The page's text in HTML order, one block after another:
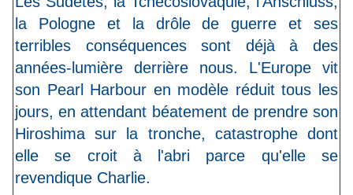
la Pologne et la drôle de guerre et ses
terribles conséquences sont déjà à des
années-lumière derrière nous. L'Europe vit
son Pearl Harbour en modèle réduit tous les
jours, en attendant béatement de prendre son
Hiroshima sur la tronche, catastrophe dont
elle se croit à l'abri parce qu'elle se
revendique Charlie.